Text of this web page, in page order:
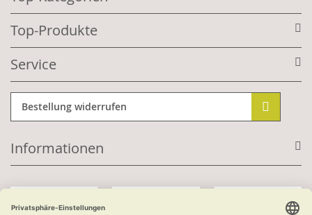
Top-Produkte
Service
Bestellung widerrufen
Informationen